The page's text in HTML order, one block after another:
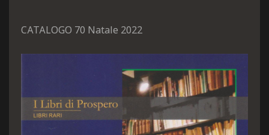
CATALOGO 70 Natale 2022